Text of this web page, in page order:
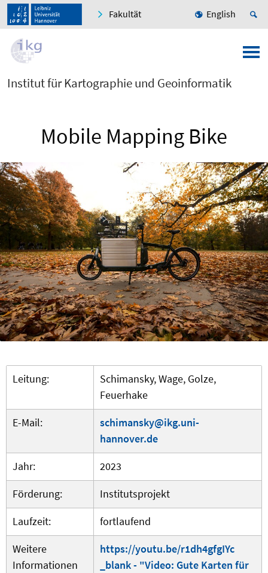
Fakultät English
Institut für Kartographie und Geoinformatik
Mobile Mapping Bike
Leitung:
Schimansky, Wage, Golze,
Feuerhake
E-Mail:
schimansky@ikg.uni-
hannover.de
Jahr:
2023
Förderung:
Institutsprojekt
Laufzeit:
fortlaufend
Weitere
Informationen
https://youtu.be/r1dh4gfgIYc
_blank - "Video: Gute Karten für